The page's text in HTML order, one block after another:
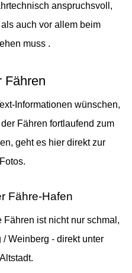
anspruchsvoll,
auch vor allem beim
muss .
Fähren
Informationen wünschen,
Fähren fortlaufend zum
geht es hier direkt zur
Fähre-Hafen
Fähren ist nicht nur schmal,
Weinberg - direkt unter